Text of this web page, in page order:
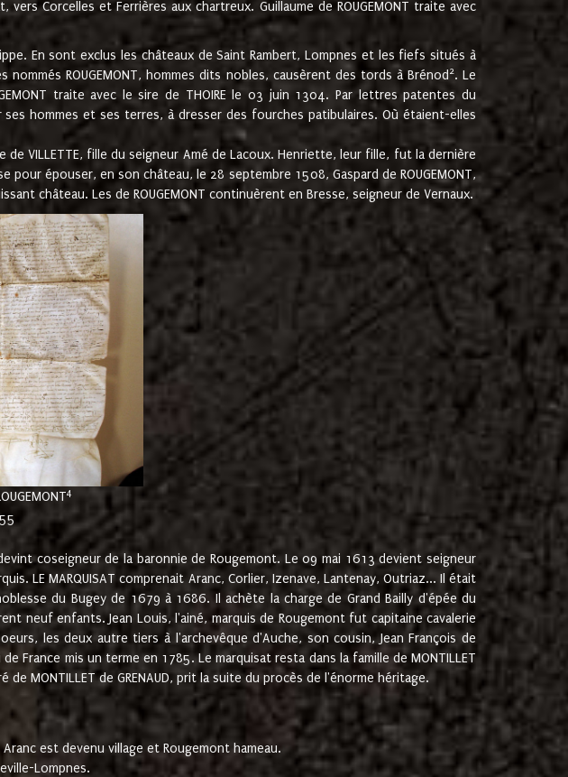
Corcelles et Ferrières aux chartreux. Guillaume de ROUGEMONT traite avec
En sont exclus les châteaux de Saint Rambert, Lompnes et les fiefs situés à
ROUGEMONT, hommes dits nobles, causèrent des tords à Brénod 2. Le
traite avec le sire de THOIRE le 03 juin 1304. Par lettres patentes du
hommes et ses terres, à dresser des fourches patibulaires. Où étaient-elles
de VILLETTE, fille du seigneur Amé de Lacoux. Henriette, leur fille, fut la dernière
pour épouser, en son château, le 28 septembre 1508, Gaspard de ROUGEMONT,
château. Les de ROUGEMONT continuèrent en Bresse, seigneur de Vernaux.
4
coseigneur de la baronnie de Rougemont. Le 09 mai 1613 devient seigneur
LE MARQUISAT comprenait Aranc, Corlier, Izenave, Lantenay, Outriaz... Il était
du Bugey de 1679 à 1686. Il achète la charge de Grand Bailly d'épée du
neuf enfants. Jean Louis, l'ainé, marquis de Rougemont fut capitaine cavalerie
les deux autre tiers à l'archevêque d'Auche, son cousin, Jean François de
France mis un terme en 1785. Le marquisat resta dans la famille de MONTILLET
MONTILLET de GRENAUD, prit la suite du procès de l'énorme héritage.
est devenu village et Rougemont hameau.
Lompnes.